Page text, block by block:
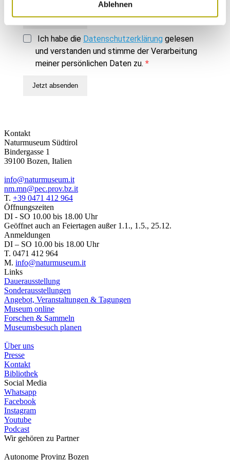
Ablehnen
Jetzt absenden
Ich habe die Datenschutzerklärung gelesen
und verstanden und stimme der Verarbeitung
meiner persönlichen Daten zu.
Jetzt absenden
Kontakt
Naturmuseum Südtirol
Bindergasse 1
39100 Bozen, Italien
info@naturmuseum.it
nm.mn@pec.prov.bz.it
T. +39 0471 412 964
Öffnungszeiten
DI - SO 10.00 bis 18.00 Uhr
Geöffnet auch an Feiertagen außer 1.1., 1.5., 25.12.
Anmeldungen
DI – SO 10.00 bis 18.00 Uhr
T. 0471 412 964
M. info@naturmuseum.it
Links
Dauerausstellung
Sonderausstellungen
Angebot, Veranstaltungen & Tagungen
Museum online
Forschen & Sammeln
Museumsbesuch planen
Über uns
Presse
Kontakt
Bibliothek
Social Media
Whatsapp
Facebook
Instagram
Youtube
Podcast
Wir gehören zu Partner
Autonome Provinz Bozen